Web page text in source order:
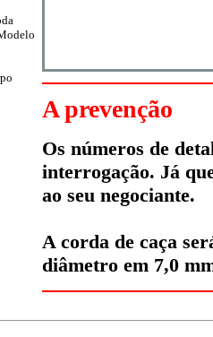
A prevenção
Os números de
interrogação. Já
ao seu negociante.
A corda de caça
diâmetro em 7,0